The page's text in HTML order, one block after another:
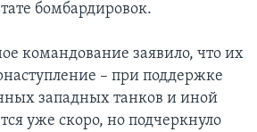
бомбардировок.
командование заявило, что их
– при поддержке
западных танков и иной
уже скоро, но подчеркнуло